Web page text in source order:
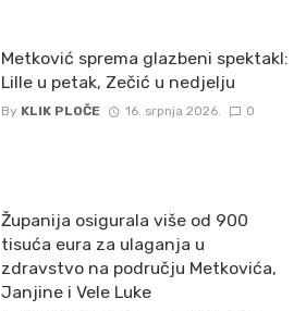
Metković sprema glazbeni spektakl:
Lille u petak, Zečić u nedjelju
By KLIK PLOČE 16. srpnja 2026. 0
Županija osigurala više od 900
tisuća eura za ulaganja u
zdravstvo na području Metkovića,
Janjine i Vele Luke